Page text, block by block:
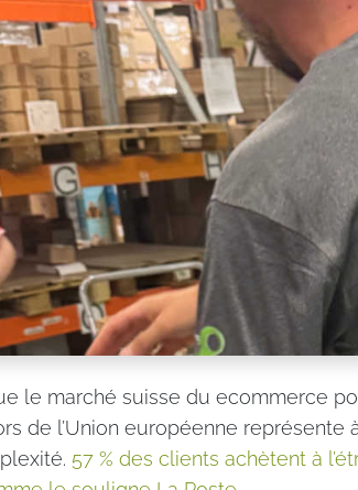
le marché suisse du ecommerce
de l’Union européenne
57 % des clients achètent à